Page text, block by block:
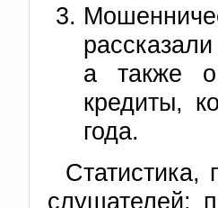
а также
кредиты,
года.
Статистика,
слушателей: